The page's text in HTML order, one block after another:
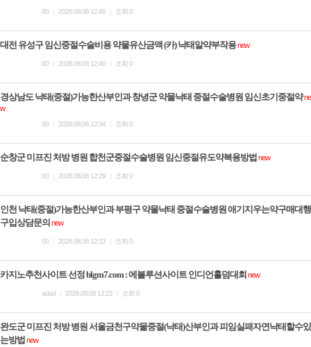
00 2026.08.06 12:46 조회 0
대전 유성구 임신중절수술비용 약물유산금액 (카) 낙­태알약부작용new
00 2026.08.06 12:40 조회 0
경상남도 낙태(중절)가능한산부인과 창녕군 약물낙태 중절수술병원 임신초기중절약ne
w
00 2026.08.06 12:34 조회 0
순창군 미프진 처방 병원 합천군중절수술병원 임신중절유도약복용방법 new
00 2026.08.06 12:29 조회 0
인천 낙태(중절)가능한산부인과 부평구 약물낙태 중절수술병원 애기지우는약구매대행
구입상담문의 new
00 2026.08.06 12:23 조회 0
카­지노추천사이트 선정 blgm7.com : 에볼루션사이트 인디언홀덤대회 new
adad 2026.08.06 12:22 조회 0
완도군 미프진 처방 병원 서울금천구약물중절(낙태)산부인과 피임실패자연낙태할수있
는방법 new